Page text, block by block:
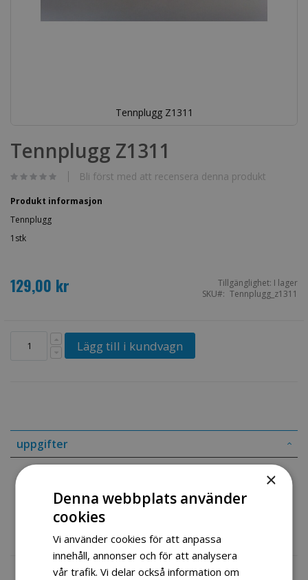
Tennplugg Z1311
till
början
bildgalleriet
Tennplugg Z1311
Bli först med att recensera denna produkt
Produkt informasjon
Tennplugg
1stk
129,00 kr Tillgänglighet: I lager
SKU
Tennplugg_z1311
Lägg till i kundvagn
uppgifter
Produkt informasjon
Tennplugg
Mer information
×
Denna webbplats använder
cookies
Vi använder cookies för att anpassa
innehåll, annonser och för att analysera
vår trafik. Vi delar också information om